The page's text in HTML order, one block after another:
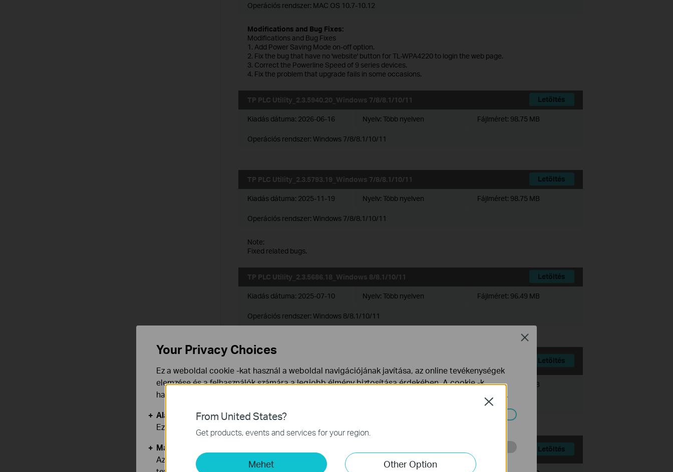
Operációs rendszer: MAC OS 10.7-10.12
Modifications and Bug Fixes:
Modifications and Bug Fixes
1. Add Power Saving Mode on-off option.
2. Fix the bug that have no 'website' button for TL-WPA4220 to login the web page.
3. Correct the Powerline Speed of 9 series devices.
4. Fix the problem that upgrade fails in some occasions.
TP PLC Utility_2.3.5940.20_Windows 7/8/8.1/10/11 Letöltés
Kiadás dátuma: 2026-06-16 Nyelv: Több nyelven Fájlméret: 98.75 MB
Operációs rendszer: Windows 7/8/8.1/10/11
TP PLC Utility_2.3.5793.19_Windows 7/8/8.1/10/11 Letöltés
Kiadás dátuma: 2025-11-19 Nyelv: Több nyelven Fájlméret: 98.75 MB
Operációs rendszer: Windows 7/8/8.1/10/11
Note:
Fixed related bugs.
TP PLC Utility_2.3.5686.18_Windows 8/8.1/10/11 Letöltés
Kiadás dátuma: 2025-07-10 Nyelv: Több nyelven Fájlméret: 96.49 MB
Operációs rendszer: Windows 8/8.1/10/11
TP PLC Utility_2.3.5572.17_Windows
Letöltés
Kiadás dátuma:2025-05-29 Nyelv:Több nyelven Fájlméret: 72.06 MB
2000/XP/2003/Vista/7/8/8.1/10/11
Letöltés
From United States?
Get products, events and services for your region.
Mehet Other Option
Close
Your Privacy Choices
Ez a weboldal cookie -kat használ a weboldal navigációjának javítása, az online tevékenységek
elemzése és a felhasználók számára a legjobb élmény biztosítása érdekében. A cookie -k
használata ellen bármikor tiltakozhat. További információt az
talál.
Alap Cookie-k
Ezek a cookie -k a webhely működéséhez szükségesek, és nem tilthatók le a rendszereiben.
Marketing és Elemző Cookie-k
Az elemző cookie -k lehetővé teszik számunkra, hogy elemezzük weboldalunkon végzett
Close